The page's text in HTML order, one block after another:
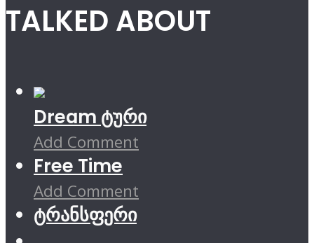
TALKED ABOUT
Dream ტური
Add Comment
Free Time
Add Comment
ტრანსფერი